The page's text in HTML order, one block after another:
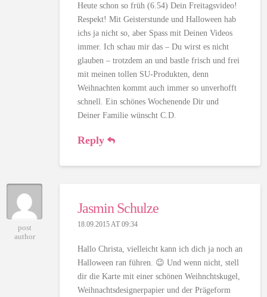
Heute schon so früh (6.54) Dein Freitagsvideo!
Respekt! Mit Geisterstunde und Halloween hab
ichs ja nicht so, aber Spass mit Deinen Videos
immer. Ich schau mir das – Du wirst es nicht
glauben – trotzdem an und bastle frisch und frei
mit meinen tollen SU-Produkten, denn
Weihnachten kommt auch immer so unverhofft
schnell. Ein schönes Wochenende Dir und
Deiner Familie wünscht C.D.
Reply
post
author
Jasmin Schulze
18.09.2015 AT 09:34
Hallo Christa, vielleicht kann ich dich ja noch an
Halloween ran führen. 😉 Und wenn nicht, stell
dir die Karte mit einer schönen Weihnchtskugel,
Weihnachtsdesignerpapier und der Prägeform